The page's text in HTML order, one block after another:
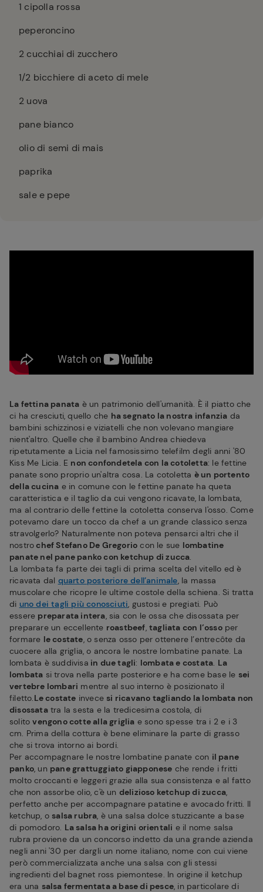
1 cipolla rossa
peperoncino
2 cucchiai di zucchero
1/2 bicchiere di aceto di mele
2 uova
pane bianco
olio di semi di mais
paprika
sale e pepe
La fettina panata è un patrimonio dell'umanità. È il piatto che
ci ha cresciuti, quello che ha segnato la nostra infanzia da
bambini schizzinosi e viziatelli che non volevano mangiare
nient'altro. Quelle che il bambino Andrea chiedeva
ripetutamente a Licia nel famosissimo telefilm degli anni '80
Kiss Me Licia. E non confondetela con la cotoletta: le fettine
panate sono proprio un'altra cosa. La cotoletta è un portento
della cucina e in comune con le fettine panate ha queta
caratteristica e il taglio da cui vengono ricavate, la lombata,
ma al contrario delle fettine la cotoletta conserva l'osso. Come
potevamo dare un tocco da chef a un grande classico senza
stravolgerlo? Naturalmente non poteva pensarci altri che il
nostrochef Stefano De Gregorio con le sue lombatine
panate nel pane panko con ketchup di zucca.
La lombata fa parte dei tagli di prima scelta del vitello ed è
ricavata dal quarto posteriore dell’animale, la massa
muscolare che ricopre le ultime costole della schiena. Si tratta
di uno dei tagli più conosciuti, gustosi e pregiati. Può
essere preparata intera, sia con le ossa che disossata per
preparare un eccellente roastbeef,tagliata con l’ossoper
formare le costate, o senza osso per ottenere l’entrecôte da
cuocere alla griglia, o ancora le nostre lombatine panate. La
lombata è suddivisa in due tagli: lombata e costata. La
lombata si trova nella parte posteriore e ha come base le sei
vertebre lombari mentre al suo interno è posizionato il
filetto.Le costate invece si ricavano tagliando la lombata non
disossatatra la sesta e la tredicesima costola, di
solitovengono cotte alla griglia e sono spesse tra i 2 e i 3
cm. Prima della cottura è bene eliminare la parte di grasso
che si trova intorno ai bordi.
Per accompagnare le nostre lombatine panate con il pane
panko, un pane grattuggiato giapponese che rende i fritti
molto croccanti e leggeri grazie alla sua consistenza e al fatto
che non assorbe olio, c'è un delizioso ketchup di zucca,
perfetto anche per accompagnare patatine e avocado fritti. Il
ketchup, o salsa rubra, è una salsa dolce stuzzicante a base
di pomodoro. La salsa ha origini orientali e il nome salsa
rubra proviene da un concorso indetto da una grande azienda
negli anni '30 per dargli un nome italiano, nome con cui viene
però commercializzata anche una salsa con gli stessi
ingredienti del bagnet ross piemontese. In origine il ketchup
era una salsa fermentata a base di pesce, in particolare di